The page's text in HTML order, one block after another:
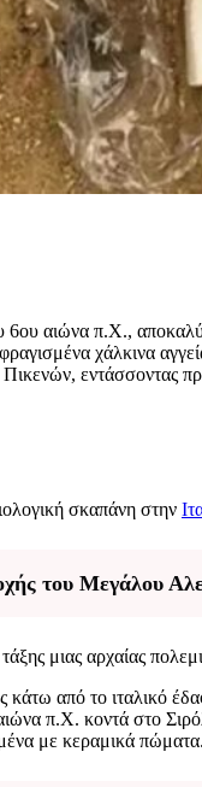
αιώνα π.Χ.,
χάλκινα
εντάσσοντας
σκαπάνη στην
του Μεγάλου
μιας αρχαίας
από το ιταλικό
π.Χ. κοντά στο
με κεραμικά πώματα.